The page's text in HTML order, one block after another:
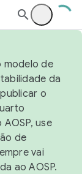
modelo de
da
o
use
de
vai
ao AOSP.